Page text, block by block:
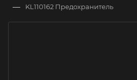
— KL110162 Предохранитель